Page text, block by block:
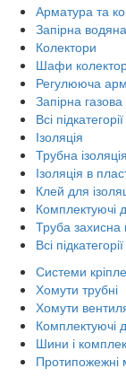
Арматура та
Запірна
Колектори
Шафи
Регулююча
Запірна
Всі
Ізоляція
Трубна ізоляція
Ізоляція в
Клей для
Комплектуючі
Труба
Всі
Системи
Хомути трубні
Хомути
Комплектуючі
Шини і
Протипожежні